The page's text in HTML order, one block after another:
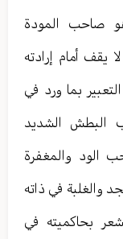
صاحب المودة
لا يقف أمام إرادته
بما ورد في
البطش الشديد
الود والمغفرة
والغلبة في ذاته
بحاكميته في